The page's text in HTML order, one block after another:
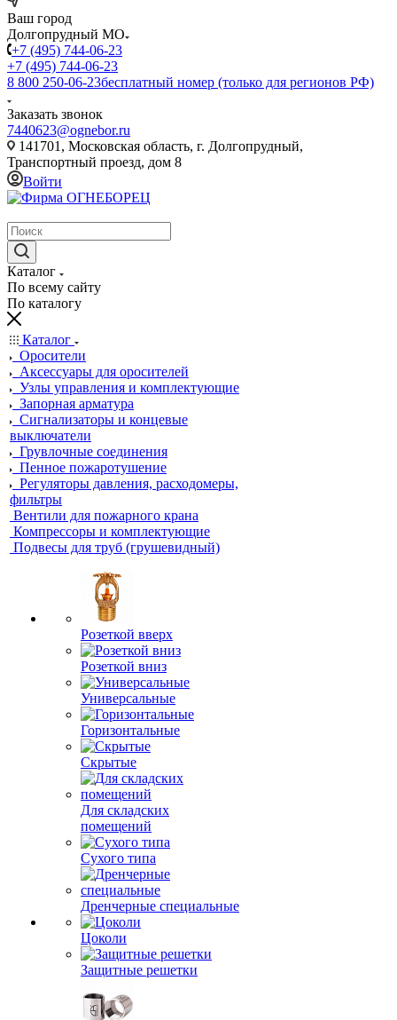
Ваш город
Долгопрудный МО
+7 (495) 744-06-23
+7 (495) 744-06-23
8 800 250-06-23бесплатный номер (только для регионов РФ)
Заказать звонок
7440623@ognebor.ru
141701, Московская область, г. Долгопрудный,
Транспортный проезд, дом 8
Войти
Каталог
По всему сайту
По каталогу
Каталог
Оросители
Аксессуары для оросителей
Узлы управления и комплектующие
Запорная арматура
Сигнализаторы и концевые
выключатели
Грувлочные соединения
Пенное пожаротушение
Регуляторы давления, расходомеры,
фильтры
Вентили для пожарного крана
Компрессоры и комплектующие
Подвесы для труб (грушевидный)
Розеткой вверх
Розеткой вниз
Универсальные
Горизонтальные
Скрытые
Для складских
помещений
Сухого типа
Дренчерные специальные
Цоколи
Защитные решетки